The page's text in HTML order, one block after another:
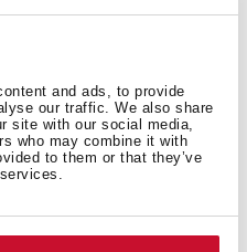
and ads, to provide
our traffic. We also share
site with our social media,
who may combine it with
to them or that they’ve